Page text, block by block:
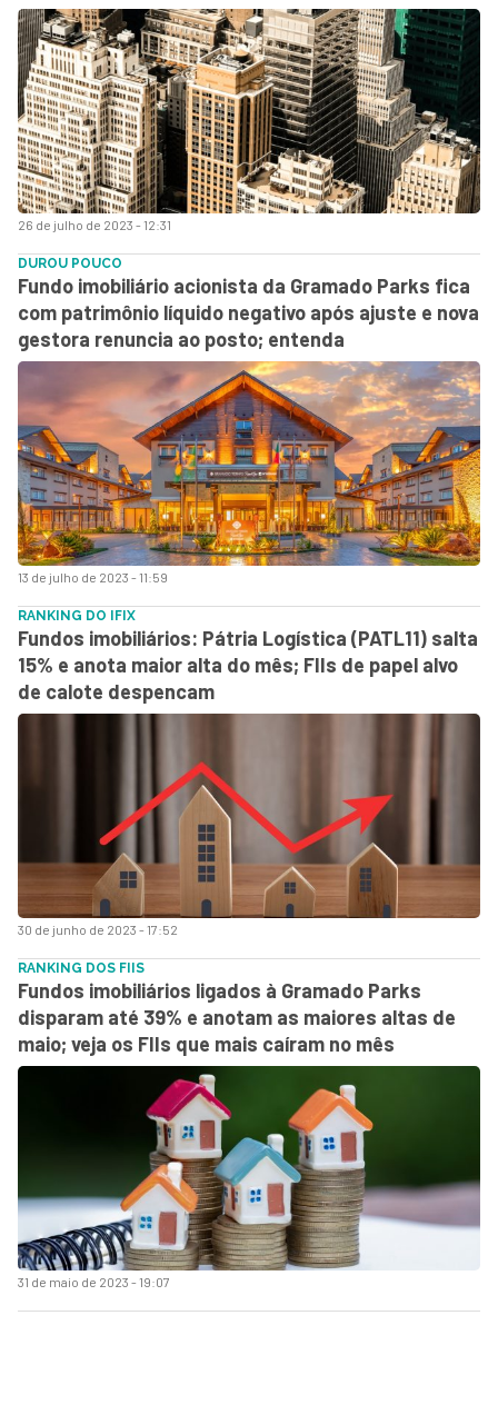
26 de julho de 2023 - 12:31
13 de julho de 2023 - 11:59
DUROU POUCO
Fundo imobiliário acionista da Gramado Parks fica
com patrimônio líquido negativo após ajuste e nova
gestora renuncia ao posto; entenda
30 de junho de 2023 - 17:52
RANKING DO IFIX
Fundos imobiliários: Pátria Logística (PATL11) salta
15% e anota maior alta do mês; FIIs de papel alvo
de calote despencam
31 de maio de 2023 - 19:07
RANKING DOS FIIS
Fundos imobiliários ligados à Gramado Parks
disparam até 39% e anotam as maiores altas de
maio; veja os FIIs que mais caíram no mês